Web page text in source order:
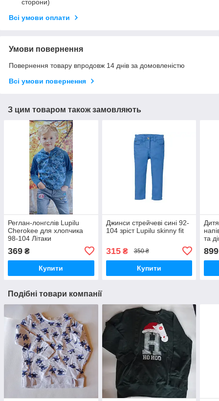
сторони)
Всі умови оплати
Умови повернення
Повернення товару впродовж 14 днів за домовленістю
Всі умови повернення
З цим товаром також замовляють
Реглан-лонгслів Lupilu
Cherokee для хлопчика
98-104 Літаки
369 ₴
Купити
Джинси стрейчеві сині 92-
104 зріст Lupilu skinny fit
315₴ 350 ₴
Купити
та
899
Подібні товари компанії